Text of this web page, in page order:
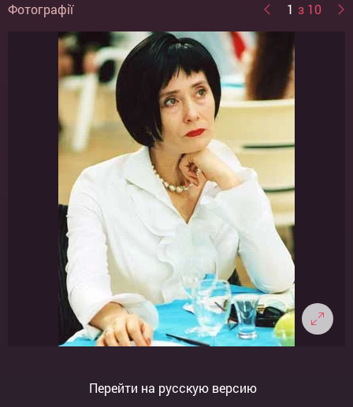
Фотографії 1 з 10
Перейти на русскую версию